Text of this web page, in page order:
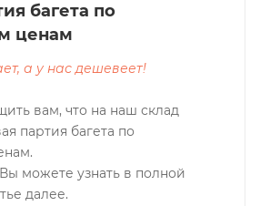
багета по
ценам
а у нас дешевеет!
вам, что на наш склад
партия багета по
можете узнать в полной
далее.